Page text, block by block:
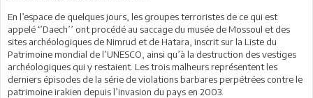
En l’espace de quelques jours, les groupes terroristes de ce qui est
appelé ‘’Daech’’ ont procédé au saccage du musée de Mossoul et des
sites archéologiques de Nimrud et de Hatara, inscrit sur la Liste du
Patrimoine mondial de l’UNESCO, ainsi qu’à la destruction des vestiges
archéologiques qui y restaient. Les trois malheurs représentent les
derniers épisodes de la série de violations barbares perpétrées contre le
patrimoine irakien depuis l’invasion du pays en 2003.